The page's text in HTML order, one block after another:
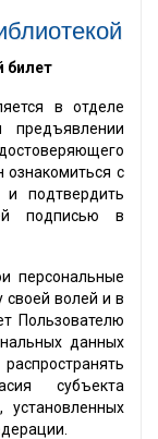
билет
в отделе
предъявлении
ознакомиться с
и подтвердить
подписью в
персональные
своей волей и в
Пользователю
данных
субъекта